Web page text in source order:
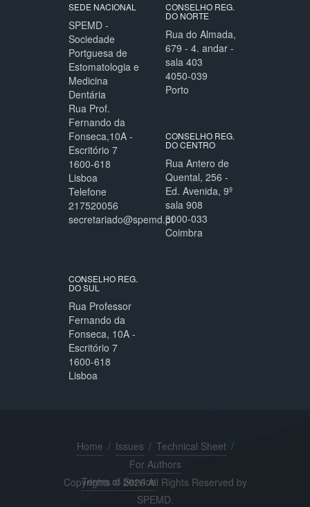
SEDE NACIONAL
SPEMD -
Sociedade
Portguesa de
Estomatologia e
Medicina
Dentária
Rua Prof.
Fernando da
Fonseca,10A -
Escritório 7
1600-618
Lisboa
Telefone
217520056
secretariado@spemd.pt
CONSELHO REG.
DO NORTE
Rua do Almada,
679 - 4. andar -
sala 403
4050-039
Porto
CONSELHO REG.
DO CENTRO
Rua Antero de
Quental, 256 -
Ed. Avenida, 9º
sala 908
3000-033
Coimbra
CONSELHO REG.
DO SUL
Rua Professor
Fernando da
Fonseca, 10A -
Escritório 7
1600-618
Lisboa
Home / Issues / Technical Sheet /
For Authors
Copyrights © 2026 All Rights Reserved by
SPEMD.
Terms of Service